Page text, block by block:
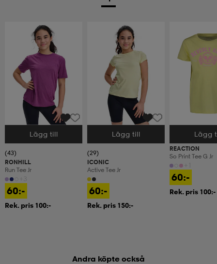
Välj storlek
Lägg till
(43)
RONHILL
Run Tee Jr
60:-
Rek. pris 100:-
Välj storlek
Lägg till
(29)
ICONIC
Active Tee Jr
60:-
Rek. pris 150:-
Välj storlek
Lägg
REACTION
So Print Tee G Jr
60:-
Rek. pris 100:-
Andra köpte också